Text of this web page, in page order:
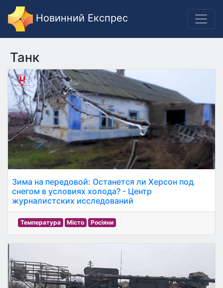
Новинний Експрес
Танк
Зима на передовой: Останется ли Херсон под
снегом в условиях холода? - Центр
журналистских исследований
Температура Місто Росіяни